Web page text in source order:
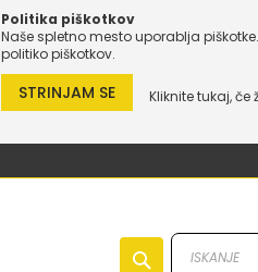
Politika piškotkov
Naše spletno mesto uporablja
politiko piškotkov.
Kliknite tukaj, če
STRINJAM SE